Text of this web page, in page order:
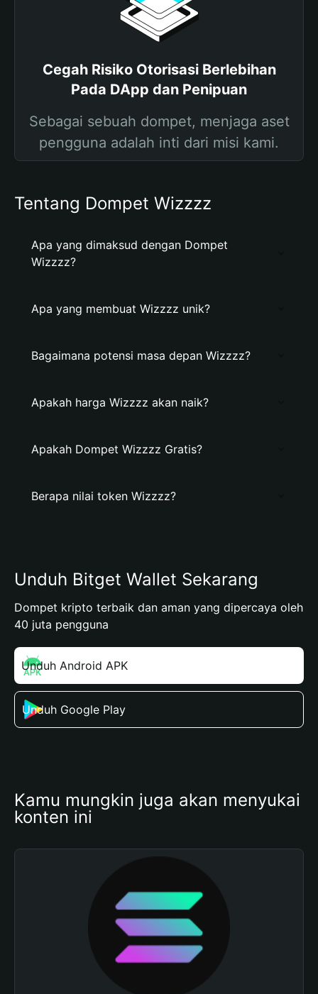
Cegah Risiko Otorisasi Berlebihan
Pada DApp dan Penipuan
Sebagai sebuah dompet, menjaga aset
pengguna adalah inti dari misi kami.
Tentang Dompet Wizzzz
Apa yang dimaksud dengan Dompet
Wizzzz?
Apa yang membuat Wizzzz unik?
Bagaimana potensi masa depan Wizzzz?
Apakah harga Wizzzz akan naik?
Apakah Dompet Wizzzz Gratis?
Berapa nilai token Wizzzz?
Unduh Bitget Wallet Sekarang
Dompet kripto terbaik dan aman yang dipercaya oleh
40 juta pengguna
Unduh Android APK
Unduh Google Play
Kamu mungkin juga akan menyukai
konten ini